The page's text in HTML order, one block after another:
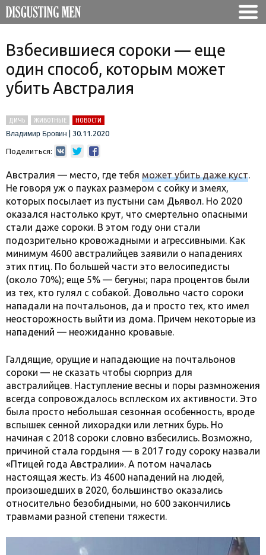
Взбесившиеся сороки — еще
один способ, которым может
убить Австралия
ДИЧЬ ЖИВОТНЫЕ
НОВОСТИ
Владимир Бровин
30.11.2020
Поделиться:
Австралия — место, где тебя может убить даже куст.
Не говоря уж о пауках размером с сойку и змеях,
которых посылает из пустыни сам Дьявол. Но 2020
оказался настолько крут, что смертельно опасными
стали даже сороки. В этом году они стали
подозрительно кровожадными и агрессивными. Как
минимум 4600 австралийцев заявили о нападениях
этих птиц. По большей части это велосипедисты
(около 70%); еще 5% — бегуны; пара процентов были
из тех, кто гулял с собакой. Довольно часто сороки
нападали на почтальонов, да и просто тех, кто имел
неосторожность выйти из дома. Причем некоторые из
нападений — неожиданно кровавые.
Галдящие, орущие и нападающие на почтальонов
сороки — не сказать чтобы сюрприз для
австралийцев. Наступление весны и поры размножения
всегда сопровождалось всплеском их активности. Это
была просто небольшая сезонная особенность, вроде
вспышек сенной лихорадки или летних бурь. Но
начиная с 2018 сороки словно взбесились. Возможно,
причиной стала гордыня — в 2017 году сороку назвали
«Птицей года Австралии». А потом началась
настоящая жесть. Из 4600 нападений на людей,
произошедших в 2020, большинство оказались
относительно безобидными, но 600 закончились
травмами разной степени тяжести.